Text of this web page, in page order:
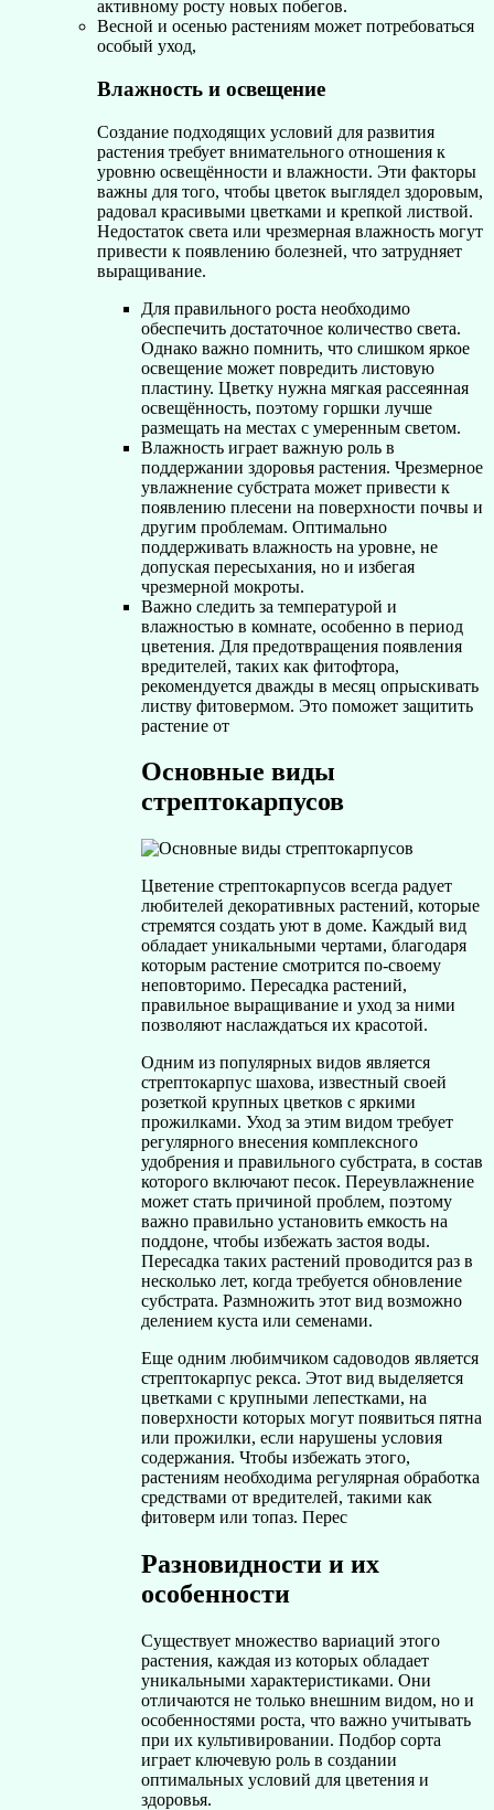
активному росту новых побегов.
Весной и осенью растениям может потребоваться
особый уход,
Влажность и освещение
Создание подходящих условий для развития
растения требует внимательного отношения к
уровню освещённости и влажности. Эти факторы
важны для того, чтобы цветок выглядел здоровым,
радовал красивыми цветками и крепкой листвой.
Недостаток света или чрезмерная влажность могут
привести к появлению болезней, что затрудняет
выращивание.
Для правильного роста необходимо
обеспечить достаточное количество света.
Однако важно помнить, что слишком яркое
освещение может повредить листовую
пластину. Цветку нужна мягкая рассеянная
освещённость, поэтому горшки лучше
размещать на местах с умеренным светом.
Влажность играет важную роль в
поддержании здоровья растения. Чрезмерное
увлажнение субстрата может привести к
появлению плесени на поверхности почвы и
другим проблемам. Оптимально
поддерживать влажность на уровне, не
допуская пересыхания, но и избегая
чрезмерной мокроты.
Важно следить за температурой и
влажностью в комнате, особенно в период
цветения. Для предотвращения появления
вредителей, таких как фитофтора,
рекомендуется дважды в месяц опрыскивать
листву фитовермом. Это поможет защитить
растение от
Основные виды
стрептокарпусов
Цветение стрептокарпусов всегда радует
любителей декоративных растений, которые
стремятся создать уют в доме. Каждый вид
обладает уникальными чертами, благодаря
которым растение смотрится по-своему
неповторимо. Пересадка растений,
правильное выращивание и уход за ними
позволяют наслаждаться их красотой.
Одним из популярных видов является
стрептокарпус шахова, известный своей
розеткой крупных цветков с яркими
прожилками. Уход за этим видом требует
регулярного внесения комплексного
удобрения и правильного субстрата, в состав
которого включают песок. Переувлажнение
может стать причиной проблем, поэтому
важно правильно установить емкость на
поддоне, чтобы избежать застоя воды.
Пересадка таких растений проводится раз в
несколько лет, когда требуется обновление
субстрата. Размножить этот вид возможно
делением куста или семенами.
Еще одним любимчиком садоводов является
стрептокарпус рекса. Этот вид выделяется
цветками с крупными лепестками, на
поверхности которых могут появиться пятна
или прожилки, если нарушены условия
содержания. Чтобы избежать этого,
растениям необходима регулярная обработка
средствами от вредителей, такими как
фитоверм или топаз. Перес
Разновидности и их
особенности
Существует множество вариаций этого
растения, каждая из которых обладает
уникальными характеристиками. Они
отличаются не только внешним видом, но и
особенностями роста, что важно учитывать
при их культивировании. Подбор сорта
играет ключевую роль в создании
оптимальных условий для цветения и
здоровья.